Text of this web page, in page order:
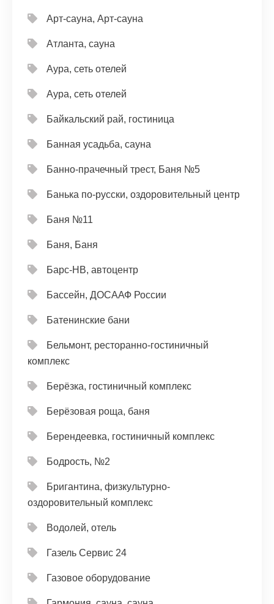
Арт-сауна, Арт-сауна
Атланта, сауна
Аура, сеть отелей
Аура, сеть отелей
Байкальский рай, гостиница
Банная усадьба, сауна
Банно-прачечный трест, Баня №5
Банька по-русски, оздоровительный центр
Баня №11
Баня, Баня
Барс-НВ, автоцентр
Бассейн, ДОСААФ России
Батенинские бани
Бельмонт, ресторанно-гостиничный
комплекс
Берёзка, гостиничный комплекс
Берёзовая роща, баня
Берендеевка, гостиничный комплекс
Бодрость, №2
Бригантина, физкультурно-
оздоровительный комплекс
Водолей, отель
Газель Сервис 24
Газовое оборудование